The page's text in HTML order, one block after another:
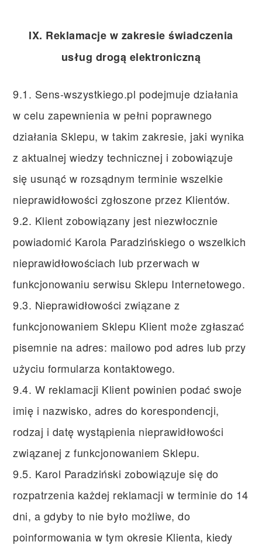
IX. Reklamacje w zakresie świadczenia
usług drogą elektroniczną
9.1. Sens-wszystkiego.pl podejmuje działania
w celu zapewnienia w pełni poprawnego
działania Sklepu, w takim zakresie, jaki wynika
z aktualnej wiedzy technicznej i zobowiązuje
się usunąć w rozsądnym terminie wszelkie
nieprawidłowości zgłoszone przez Klientów.
9.2. Klient zobowiązany jest niezwłocznie
powiadomić Karola Paradzińskiego o wszelkich
nieprawidłowościach lub przerwach w
funkcjonowaniu serwisu Sklepu Internetowego.
9.3. Nieprawidłowości związane z
funkcjonowaniem Sklepu Klient może zgłaszać
pisemnie na adres: mailowo pod adres lub przy
użyciu formularza kontaktowego.
9.4. W reklamacji Klient powinien podać swoje
imię i nazwisko, adres do korespondencji,
rodzaj i datę wystąpienia nieprawidłowości
związanej z funkcjonowaniem Sklepu.
9.5. Karol Paradziński zobowiązuje się do
rozpatrzenia każdej reklamacji w terminie do 14
dni, a gdyby to nie było możliwe, do
poinformowania w tym okresie Klienta, kiedy